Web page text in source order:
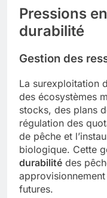
Pressions
durabilité
Gestion des
La surexploitation
des écosystèmes
stocks, des plans
régulation des
de pêche et
biologique. Cette
durabilité des
futures.